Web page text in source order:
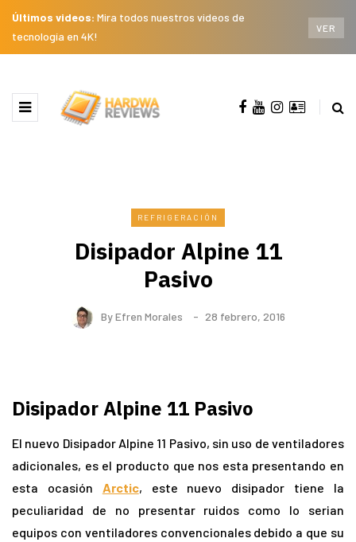
Últimos videos: Mira todos nuestros videos de
tecnología en 4K!
VER
REFRIGERACIÓN
Disipador Alpine 11
Pasivo
ByEfren Morales 28 febrero, 2016
Disipador Alpine 11 Pasivo
El nuevo Disipador Alpine 11 Pasivo, sin uso de ventiladores
adicionales, es el producto que nos esta presentando en
esta ocasión Arctic, este nuevo disipador tiene la
peculiaridad de no presentar ruidos como lo serian
equipos con ventiladores convencionales debido a que su